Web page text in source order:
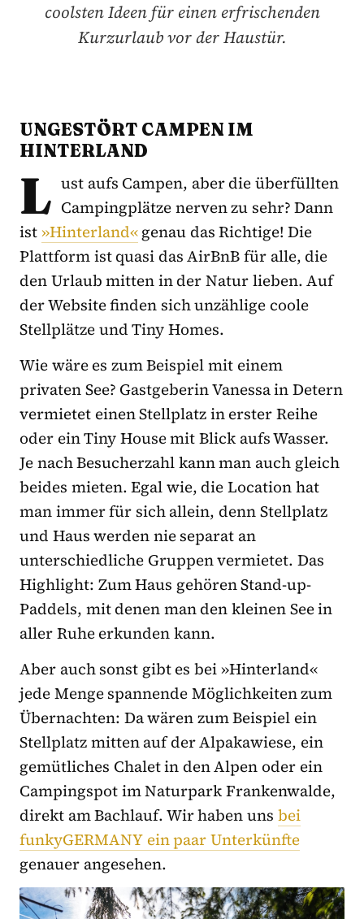
coolsten Ideen für einen erfrischenden
Kurzurlaub vor der Haustür.
UNGESTÖRT CAMPEN IM
HINTERLAND
L ust aufs Campen, aber die überfüllten
Campingplätze nerven zu sehr? Dann
ist»Hinterland«genau das Richtige! Die
Plattform ist quasi das AirBnB für alle, die
den Urlaub mitten in der Natur lieben. Auf
der Website finden sich unzählige coole
Stellplätze und Tiny Homes.
Wie wäre es zum Beispiel mit einem
privaten See? Gastgeberin Vanessa in Detern
vermietet einen Stellplatz in erster Reihe
oder ein Tiny House mit Blick aufs Wasser.
Je nach Besucherzahl kann man auch gleich
beides mieten. Egal wie, die Location hat
man immer für sich allein, denn Stellplatz
und Haus werden nie separat an
unterschiedliche Gruppen vermietet. Das
Highlight: Zum Haus gehören Stand-up-
Paddels, mit denen man den kleinen See in
aller Ruhe erkunden kann.
Aber auch sonst gibt es bei »Hinterland«
jede Menge spannende Möglichkeiten zum
Übernachten: Da wären zum Beispiel ein
Stellplatz mitten auf der Alpakawiese, ein
gemütliches Chalet in den Alpen oder ein
Campingspot im Naturpark Frankenwalde,
direkt am Bachlauf. Wir haben uns bei
funkyGERMANY ein paar Unterkünfte
genauer angesehen.